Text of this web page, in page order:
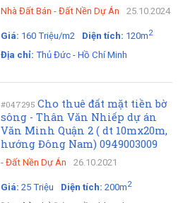
Nhà Đất Bán - Đất Nền Dự Án 25.10.2024
Giá: 160 Triệu/m2 Diện tích: 120m2
Địa chỉ: Thủ Đức - Hồ Chí Minh
#047295 Cho thuê đất mặt tiền bờ
sông - Thân Văn Nhiếp dự án
Văn Minh Quận 2 ( dt 10mx20m,
hướng Đông Nam) 0949003009
- Đất Nền Dự Án 26.10.2021
Giá: 25 Triệu Diện tích: 200m2